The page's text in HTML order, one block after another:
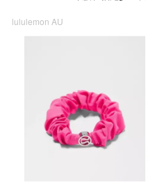
lululemon AU